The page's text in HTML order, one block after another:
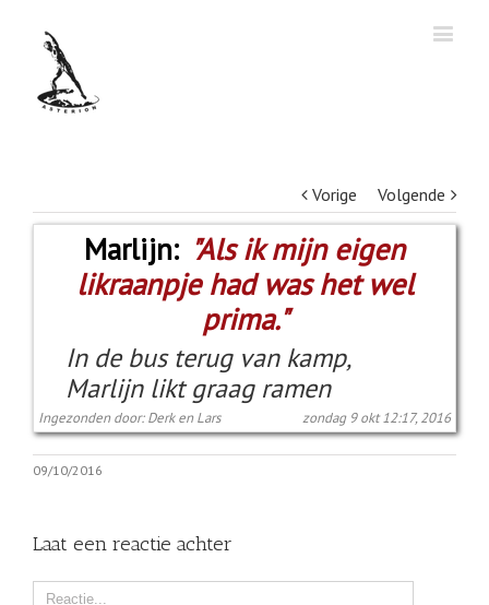
Vorige Volgende
Marlijn: "Als ik mijn eigen
likraanpje had was het wel
prima."
In de bus terug van kamp,
Marlijn likt graag ramen
Ingezonden door: Derk en Lars zondag 9 okt 12:17, 2016
09/10/2016
Laat een reactie achter
Comment